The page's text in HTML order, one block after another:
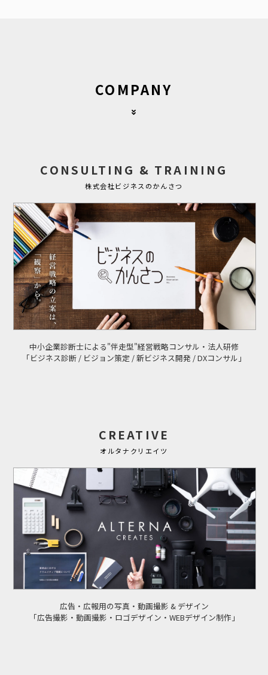
COMPANY
CONSULTING & TRAINING
株式会社ビジネスのかんさつ
中小企業診断士による"伴走型"経営戦略コンサル・法人研修
「ビジネス診断 / ビジョン策定 / 新ビジネス開発 / DXコンサル」
CREATIVE
オルタナクリエイツ
広告・広報用の写真・動画撮影 & デザイン
「広告撮影・動画撮影・ロゴデザイン・WEBデザイン制作」